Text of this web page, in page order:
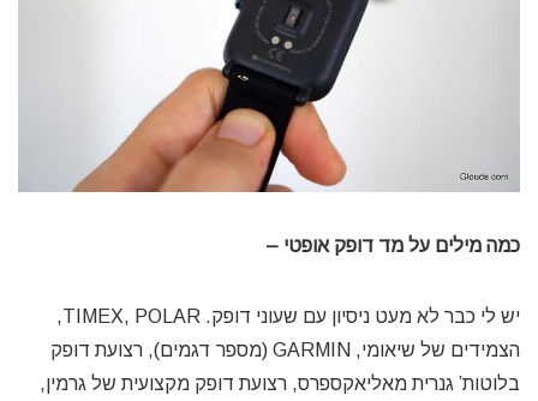
כמה מילים על מד דופק אופטי –
יש לי כבר לא מעט ניסיון עם שעוני דופק. TIMEX, POLAR,
הצמידים של שיאומי, GARMIN (מספר דגמים), רצועת דופק
בלוטות’ גנרית מאליאקספרס, רצועת דופק מקצועית של גרמין,